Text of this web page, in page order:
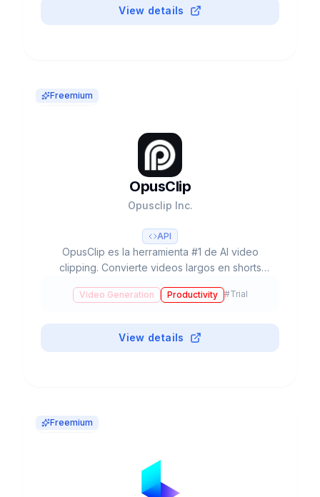
View details
Freemium
OpusClip
Opusclip Inc.
API
OpusClip es la herramienta #1 de AI video
clipping. Convierte videos largos en shorts
Reframe, captions 97% accuracy. 12M+
$29/mes.
Video Generation Productivity #Trial
View details
Freemium